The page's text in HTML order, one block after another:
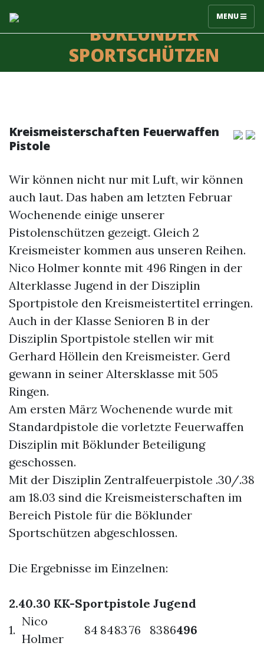
MENU
BÖKLUNDER
SPORTSCHÜTZEN
Kreismeisterschaften Feuerwaffen
Pistole
Wir können nicht nur mit Luft, wir können
auch laut. Das haben am letzten Februar
Wochenende einige unserer
Pistolenschützen gezeigt. Gleich 2
Kreismeister kommen aus unseren Reihen.
Nico Holmer konnte mit 496 Ringen in der
Alterklasse Jugend in der Disziplin
Sportpistole den Kreismeistertitel erringen.
Auch in der Klasse Senioren B in der
Disziplin Sportpistole stellen wir mit
Gerhard Höllein den Kreismeister. Gerd
gewann in seiner Altersklasse mit 505
Ringen.
Am ersten März Wochenende wurde mit
Standardpistole die vorletzte Feuerwaffen
Disziplin mit Böklunder Beteiligung
geschossen.
Mit der Disziplin Zentralfeuerpistole .30/.38
am 18.03 sind die Kreismeisterschaften im
Bereich Pistole für die Böklunder
Sportschützen abgeschlossen.
Die Ergebnisse im Einzelnen:
2.40.30 KK-Sportpistole Jugend
1.
Nico
Holmer
84 848376 8386496